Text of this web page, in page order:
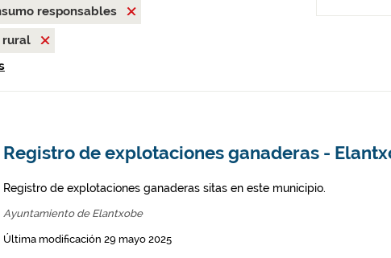
responsables
rural
Registro de explotaciones ganaderas -
Registro de explotaciones ganaderas sitas en este municipio.
Ayuntamiento de Elantxobe
Última modificación 29 mayo 2025